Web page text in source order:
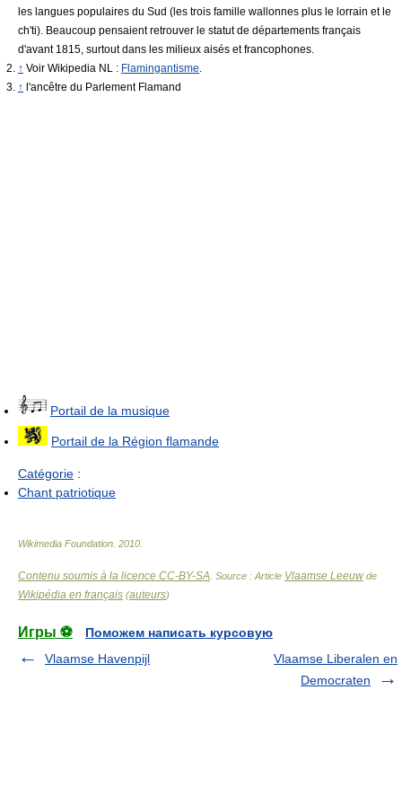
les langues populaires du Sud (les trois famille wallonnes plus le lorrain et le
ch'ti). Beaucoup pensaient retrouver le statut de départements français
d'avant 1815, surtout dans les milieux aisés et francophones.
↑ Voir Wikipedia NL : Flamingantisme.
↑ l'ancêtre du Parlement Flamand
Portail de la musique
Portail de la Région flamande
Catégorie :
Chant patriotique
Wikimedia Foundation 2010
Contenu soumis à la licence CC-BY-SA . Source : Article Vlaamse Leeuw de
Wikipédia en français (auteurs)
Игры ⚽
Поможем написать курсовую
Vlaamse Havenpijl
Vlaamse Liberalen en
Democraten